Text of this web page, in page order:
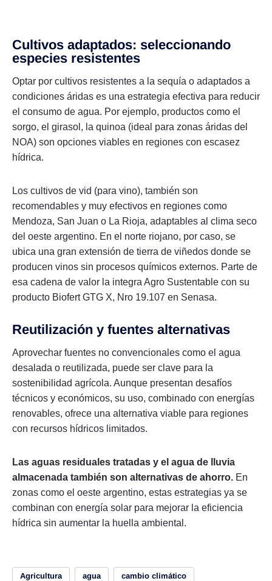
Cultivos adaptados: seleccionando
especies resistentes
Optar por cultivos resistentes a la sequía o adaptados a
condiciones áridas es una estrategia efectiva para reducir
el consumo de agua. Por ejemplo, productos como el
sorgo, el girasol, la quinoa (ideal para zonas áridas del
NOA) son opciones viables en regiones con escasez
hídrica.
Los cultivos de vid (para vino), también son
recomendables y muy efectivos en regiones como
Mendoza, San Juan o La Rioja, adaptables al clima seco
del oeste argentino. En el norte riojano, por caso, se
ubica una gran extensión de tierra de viñedos donde se
producen vinos sin procesos químicos externos. Parte de
esa cadena de valor la integra Agro Sustentable con su
producto Biofert GTG X, Nro 19.107 en Senasa.
Reutilización y fuentes alternativas
Aprovechar fuentes no convencionales como el agua
desalada o reutilizada, puede ser clave para la
sostenibilidad agrícola. Aunque presentan desafíos
técnicos y económicos, su uso, combinado con energías
renovables, ofrece una alternativa viable para regiones
con recursos hídricos limitados.
Las aguas residuales tratadas y el agua de lluvia
almacenada también son alternativas de ahorro. En
zonas como el oeste argentino, estas estrategias ya se
combinan con energía solar para mejorar la eficiencia
hídrica sin aumentar la huella ambiental.
Agricultura agua cambio climático